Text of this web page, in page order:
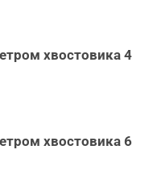
хвостовика 4
хвостовика 6